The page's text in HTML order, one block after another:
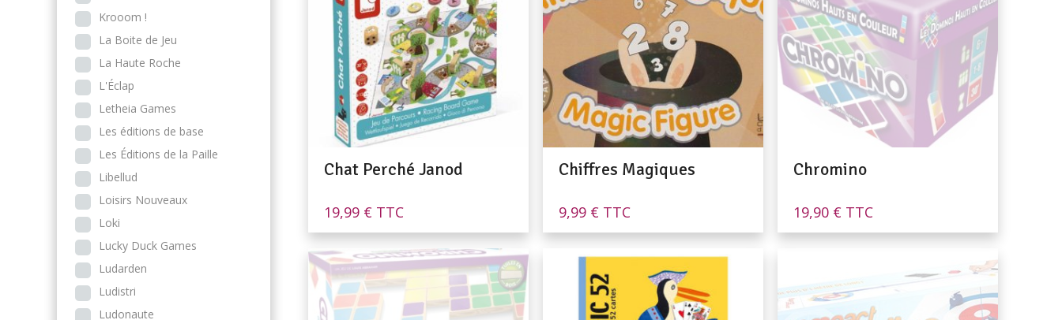
Chat Perché Janod
19,99 € TTC
Chiffres Magiques
9,99 € TTC
Chromino
19,90 € TTC
Krooom !
La Boite de Jeu
La Haute Roche
L'Éclap
Letheia Games
Les éditions de base
Les Éditions de la Paille
Libellud
Loisirs Nouveaux
Loki
Lucky Duck Games
Ludarden
Ludistri
Ludonaute